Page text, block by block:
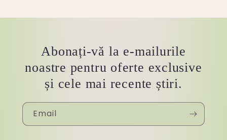
Abonați-vă la e-mailurile
noastre pentru oferte exclusive
și cele mai recente știri.
Email